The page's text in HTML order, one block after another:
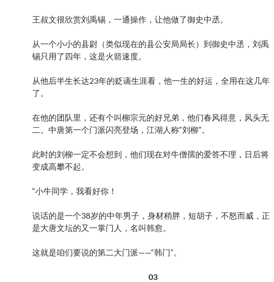
王叔文很欣赏刘禹锡，一通操作，让他做了御史中丞。
从一个小小的县尉（类似现在的县公安局局长）到御史中丞，刘禹
锡只用了四年，这是火箭速度。
从他后半生长达23年的贬谪生涯看，他一生的好运，全用在这几年
了。
在他的团队里，还有个叫柳宗元的好兄弟，他们春风得意，风头无
二。中唐第一个门派闪亮登场，江湖人称“刘柳”。
此时的刘柳一定不会想到，他们现在对牛僧孺的爱答不理，日后将
变成高攀不起。
“小牛同学，我看好你！
说话的是一个38岁的中年男子，身材稍胖，短胡子，不怒而威，正
是大唐文坛的又一掌门人，名叫韩愈。
这就是咱们要说的第二大门派——“韩门”。
03